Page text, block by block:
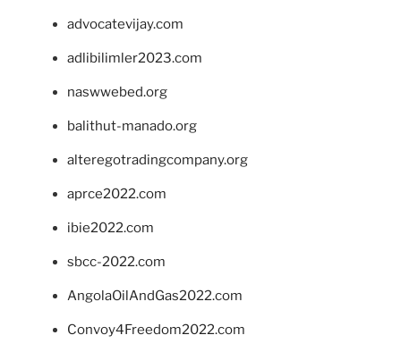
advocatevijay.com
adlibilimler2023.com
naswwebed.org
balithut-manado.org
alteregotradingcompany.org
aprce2022.com
ibie2022.com
sbcc-2022.com
AngolaOilAndGas2022.com
Convoy4Freedom2022.com